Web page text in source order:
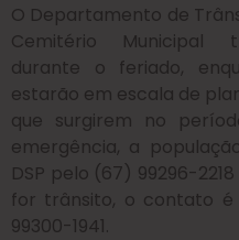
O Departamento de
Cemitério Municipal
durante o feriado,
estarão em escala de
que surgirem no
emergência, a
DSP pelo (67) 99296-
for trânsito, o contato é
99300-1941.